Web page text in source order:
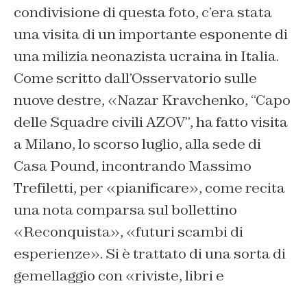
condivisione di questa foto, c’era stata
una visita di un importante esponente di
una milizia neonazista ucraina in Italia.
Come scritto dall’Osservatorio sulle
nuove destre, «Nazar Kravchenko, “Capo
delle Squadre civili AZOV”, ha fatto visita
a Milano, lo scorso luglio, alla sede di
Casa Pound, incontrando Massimo
Trefiletti, per «pianificare», come recita
una nota comparsa sul bollettino
«Reconquista», «futuri scambi di
esperienze». Si è trattato di una sorta di
gemellaggio con «riviste, libri e